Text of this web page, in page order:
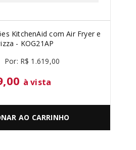
KitchenAid com Air Fryer e
- KOG21AP
R$ 1 .619,00
à vista
AO CARRINHO